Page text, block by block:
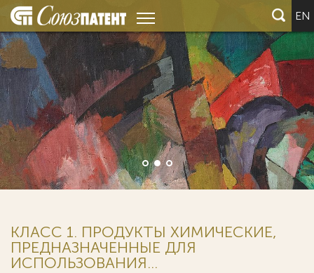
EN
КЛАСС 1. ПРОДУКТЫ ХИМИЧЕСКИЕ,
ПРЕДНАЗНАЧЕННЫЕ ДЛЯ
ИСПОЛЬЗОВАНИЯ...